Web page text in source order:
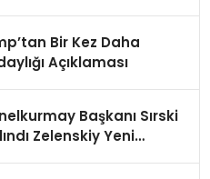
Bir Kez Daha
Açıklaması
Başkanı Sırski
Zelenskiy Yeni